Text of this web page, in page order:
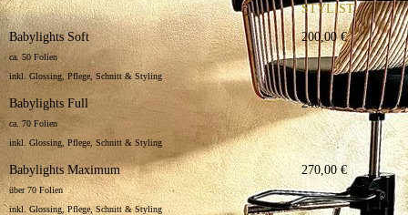
STYLIST
Babylights Soft
ca. 50 Folien
inkl. Glossing, Pflege, Schnitt & Styling
200,00 €
Babylights Full
ca. 70 Folien
inkl. Glossing, Pflege, Schnitt & Styling
240,00 €
Babylights Maximum
über 70 Folien
inkl. Glossing, Pflege, Schnitt & Styling
270,00 €